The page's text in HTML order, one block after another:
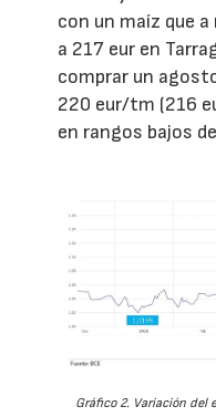
con un maíz que
a 217 eur en
comprar un
220 eur/tm (216
en rangos bajos
Gráfico 2. Variación del